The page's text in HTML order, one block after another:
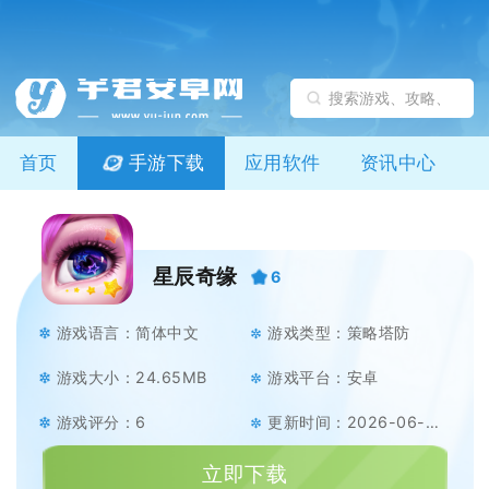
首页 手游下载 应用软件 资讯中心
星辰奇缘 6
游戏语言：简体中文 游戏类型：策略塔防
游戏大小：24.65MB 游戏平台：安卓
游戏评分：6 更新时间：2026-06-22
立即下载